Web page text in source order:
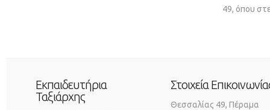
49, όπου
Εκπαιδευτήρια
Ταξιάρχης
Στοιχεία
Θεσσαλίας 49, Πέραμα